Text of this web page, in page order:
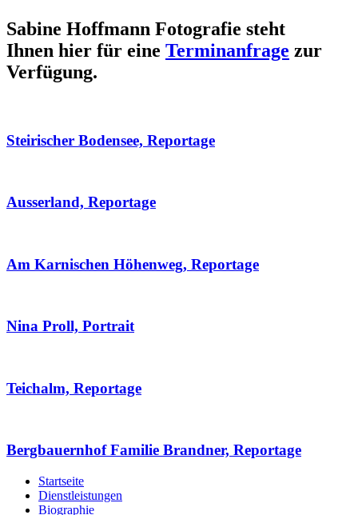
Sabine Hoffmann Fotografie steht
Ihnen hier für eine Terminanfrage zur
Verfügung.
Steirischer Bodensee, Reportage
Ausserland, Reportage
Am Karnischen Höhenweg, Reportage
Nina Proll, Portrait
Teichalm, Reportage
Bergbauernhof Familie Brandner, Reportage
Startseite
Dienstleistungen
Biographie